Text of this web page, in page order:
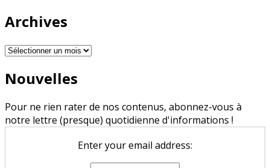
Archives
Archives
Nouvelles
Pour ne rien rater de nos contenus, abonnez-vous à
notre lettre (presque) quotidienne d'informations !
Enter your email address: